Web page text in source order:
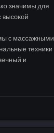
значимы для
с массажными
техники
и